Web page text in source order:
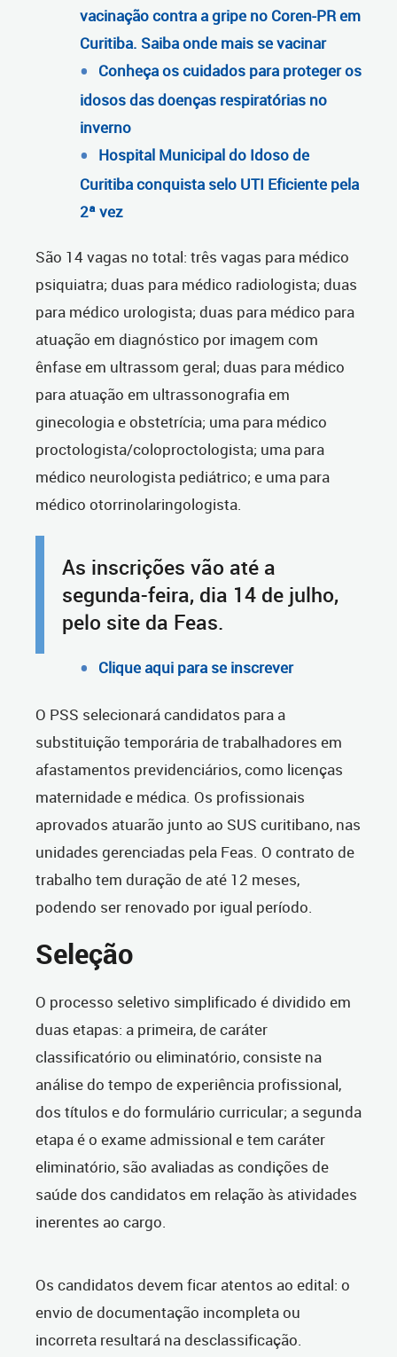
vacinação contra a gripe no Coren-PR em
Curitiba. Saiba onde mais se vacinar
Conheça os cuidados para proteger os
idosos das doenças respiratórias no
inverno
Hospital Municipal do Idoso de
Curitiba conquista selo UTI Eficiente pela
2ª vez
São 14 vagas no total: três vagas para médico
psiquiatra; duas para médico radiologista; duas
para médico urologista; duas para médico para
atuação em diagnóstico por imagem com
ênfase em ultrassom geral; duas para médico
para atuação em ultrassonografia em
ginecologia e obstetrícia; uma para médico
proctologista/coloproctologista; uma para
médico neurologista pediátrico; e uma para
médico otorrinolaringologista.
As inscrições vão até a
segunda-feira, dia 14 de julho,
pelo site da Feas.
Clique aqui para se inscrever
O PSS selecionará candidatos para a
substituição temporária de trabalhadores em
afastamentos previdenciários, como licenças
maternidade e médica. Os profissionais
aprovados atuarão junto ao SUS curitibano, nas
unidades gerenciadas pela Feas. O contrato de
trabalho tem duração de até 12 meses,
podendo ser renovado por igual período.
Seleção
O processo seletivo simplificado é dividido em
duas etapas: a primeira, de caráter
classificatório ou eliminatório, consiste na
análise do tempo de experiência profissional,
dos títulos e do formulário curricular; a segunda
etapa é o exame admissional e tem caráter
eliminatório, são avaliadas as condições de
saúde dos candidatos em relação às atividades
inerentes ao cargo.
Os candidatos devem ficar atentos ao edital: o
envio de documentação incompleta ou
incorreta resultará na desclassificação.